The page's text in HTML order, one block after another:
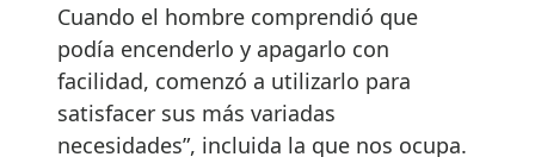
Cuando el hombre comprendió que
podía encenderlo y apagarlo con
facilidad, comenzó a utilizarlo para
satisfacer sus más variadas
necesidades”, incluida la que nos ocupa.